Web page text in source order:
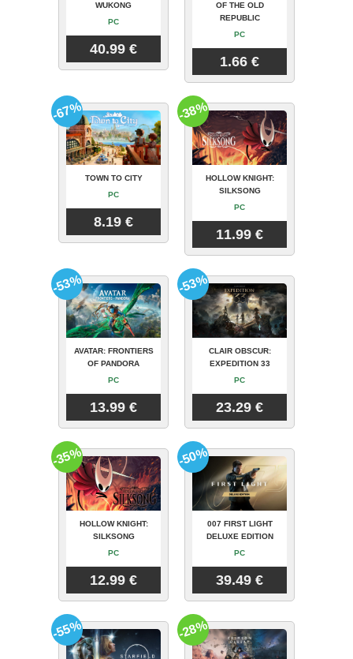
WUKONG
PC
40.99 €
OF THE OLD
REPUBLIC
PC
1.66 €
TOWN TO CITY
PC
8.19 €
-67%
HOLLOW KNIGHT:
SILKSONG
PC
11.99 €
-38%
AVATAR: FRONTIERS
OF PANDORA
PC
13.99 €
-53%
CLAIR OBSCUR:
EXPEDITION 33
PC
23.29 €
-53%
HOLLOW KNIGHT:
SILKSONG
PC
12.99 €
-35%
007 FIRST LIGHT
DELUXE EDITION
PC
39.49 €
-50%
-55% -28%